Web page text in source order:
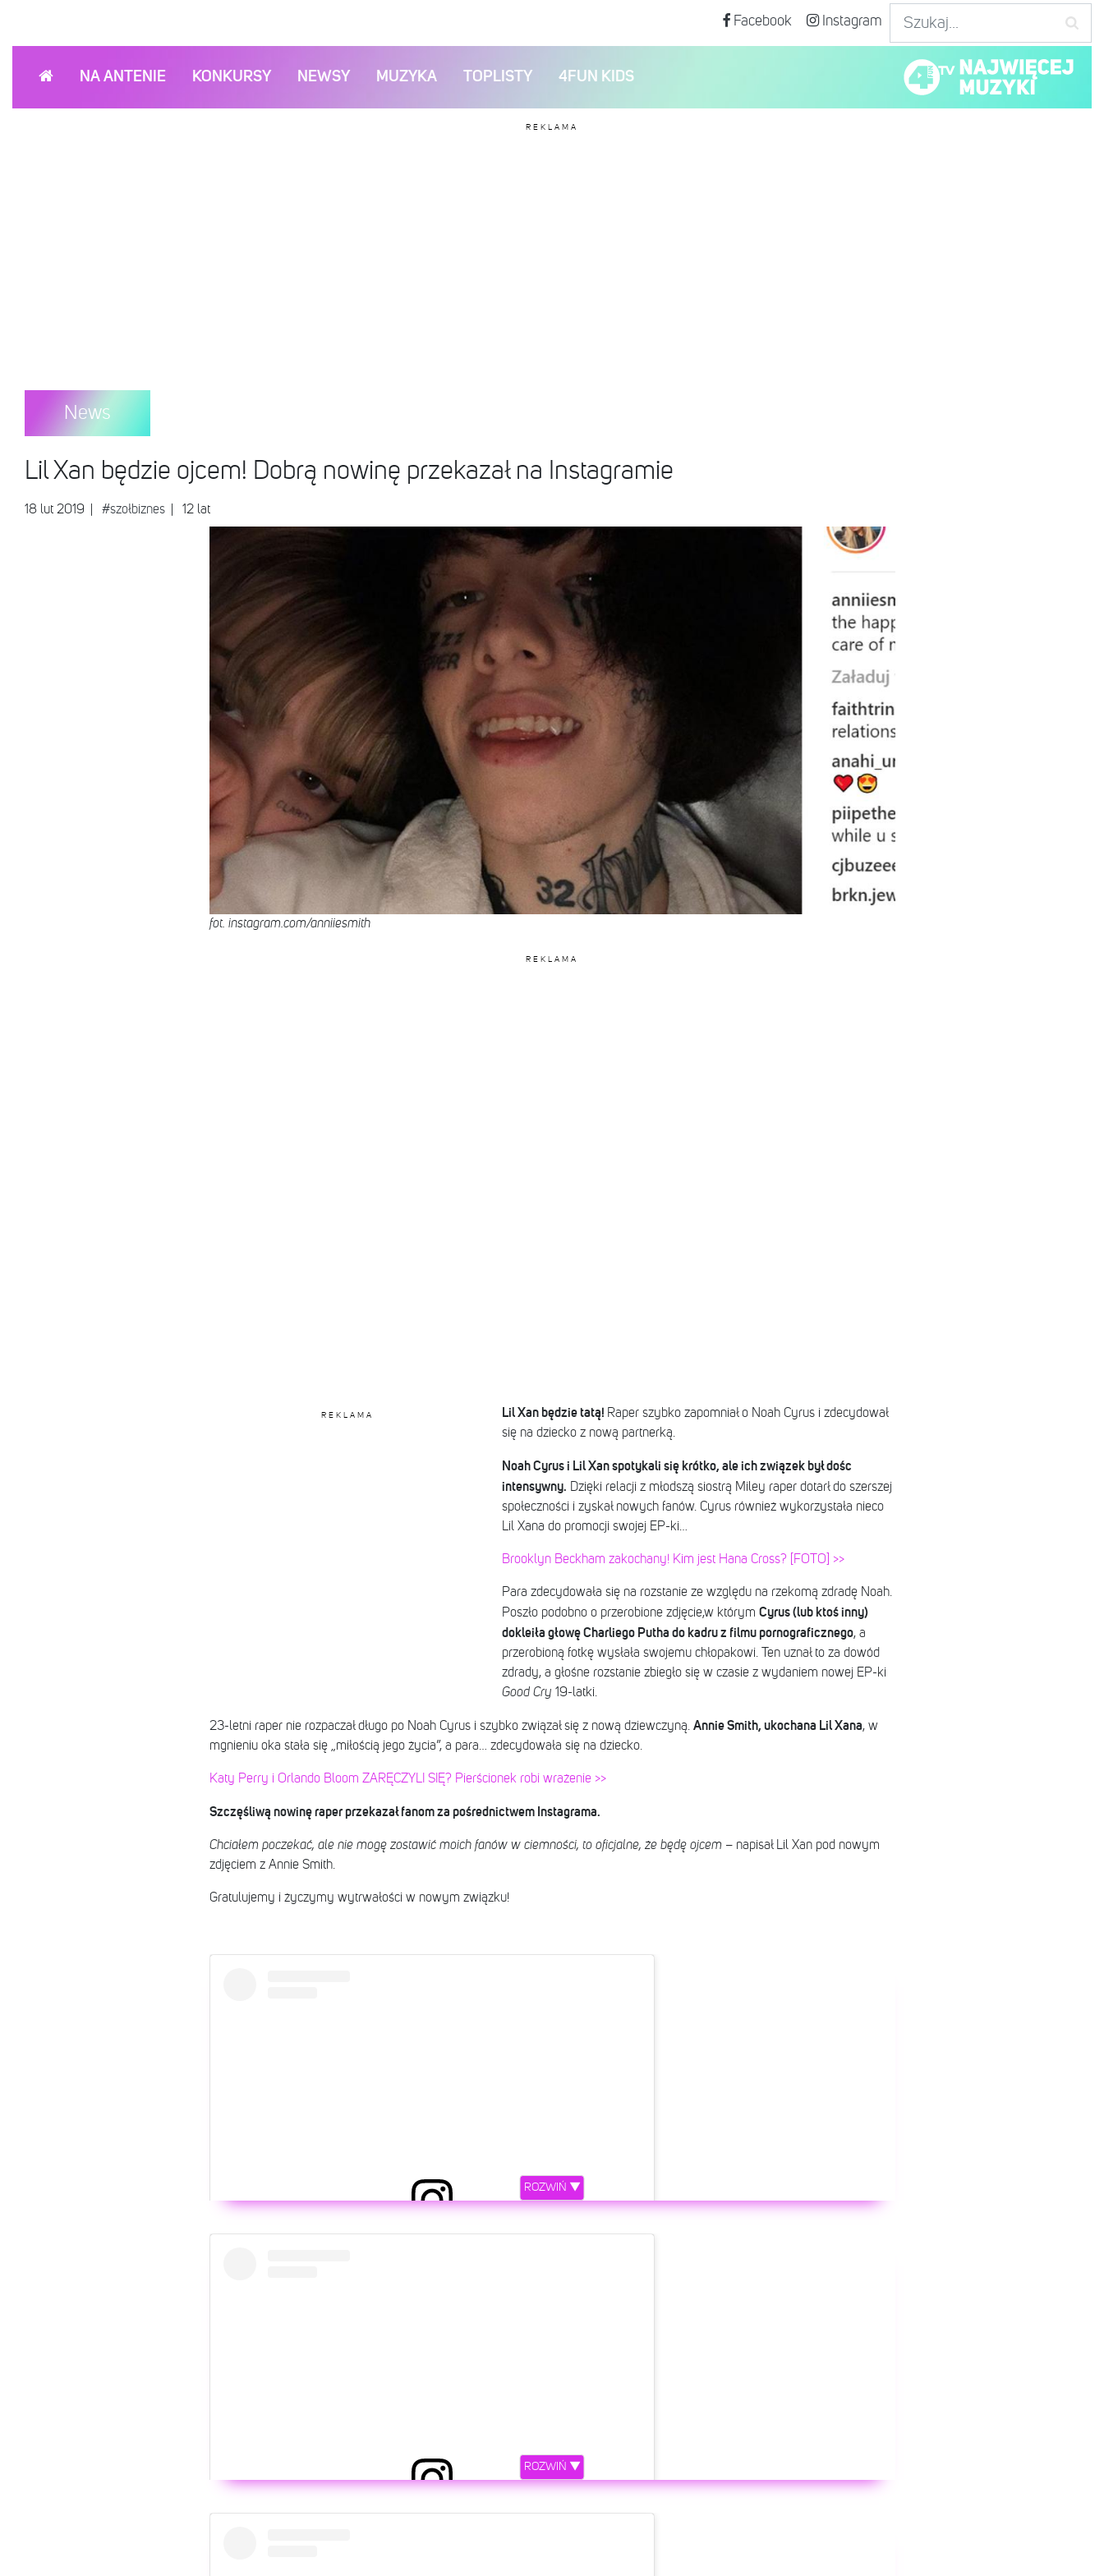
Facebook Instagram
NA ANTENIE KONKURSY NEWSY MUZYKA TOPLISTY 4FUN KIDS
REKLAMA
News
Lil Xan będzie ojcem! Dobrą nowinę przekazał na Instagramie
18 lut 2019 #szołbiznes | 12 lat
fot. instagram.com/anniiesmith
REKLAMA
REKLAMA Lil Xan będzie tatą! Raper szybko zapomniał o Noah Cyrus i zdecydował
się na dziecko z nową partnerką.
Noah Cyrus i Lil Xan spotykali się krótko, ale ich związek był dośc
intensywny. Dzięki relacji z młodszą siostrą Miley raper dotarł do szerszej
społeczności i zyskał nowych fanów. Cyrus również wykorzystała nieco
Lil Xana do promocji swojej EP-ki…
Brooklyn Beckham zakochany! Kim jest Hana Cross? [FOTO] >>
Para zdecydowała się na rozstanie ze względu na rzekomą zdradę Noah.
Poszło podobno o przerobione zdjęcie,w którym Cyrus (lub ktoś inny)
dokleiła głowę Charliego Putha do kadru z filmu pornograficznego, a
przerobioną fotkę wysłała swojemu chłopakowi. Ten uznał to za dowód
zdrady, a głośne rozstanie zbiegło się w czasie z wydaniem nowej EP-ki
Good Cry 19-latki.
23-letni raper nie rozpaczał długo po Noah Cyrus i szybko związał się z nową dziewczyną. Annie Smith, ukochana Lil Xana, w
mgnieniu oka stała się „miłością jego życia”, a para… zdecydowała się na dziecko.
Katy Perry i Orlando Bloom ZARĘCZYLI SIĘ? Pierścionek robi wrażenie >>
Szczęśliwą nowinę raper przekazał fanom za pośrednictwem Instagrama.
Chciałem poczekać, ale nie mogę zostawić moich fanów w ciemności, to oficjalne, że będę ojcem – napisał Lil Xan pod nowym
zdjęciem z Annie Smith.
Gratulujemy i życzymy wytrwałości w nowym związku!
be a father ?? i love you guys so much and hope you stay along for this crazy
journey and i’ve never felt more happy in my life? all of you are invited to the
been working on at youtube space and my official sophomore album “BE
ROZWIŃ ▼
ROZWIŃ ▼